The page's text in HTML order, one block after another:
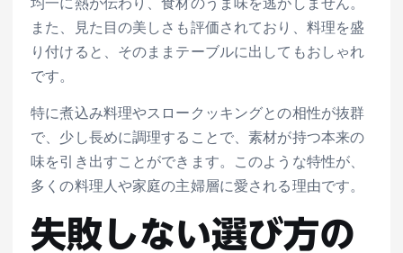
均一に熱が伝わり、食材のうま味を逃がしません。
また、見た目の美しさも評価されており、料理を盛
り付けると、そのままテーブルに出してもおしゃれ
です。
特に煮込み料理やスロークッキングとの相性が抜群
で、少し長めに調理することで、素材が持つ本来の
味を引き出すことができます。このような特性が、
多くの料理人や家庭の主婦層に愛される理由です。
失敗しない選び方の